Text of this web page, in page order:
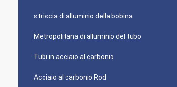
striscia di alluminio della bobina
Metropolitana di alluminio del tubo
Tubi in acciaio al carbonio
Acciaio al carbonio Rod